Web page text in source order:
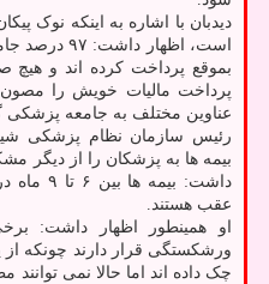
دیدبان با اشاره به اینکه نوک
است، اظهار
بموقع پرداخت کرده اند و هیچ
پرداخت مالیات خویش را
عناوین مختلف به جامعه پزشکی
رئیس سازمان نظام پزشکی
بیمه ها به پزشکان را از دیگر
داشت:
عقب هستند.
او همینطور اظهار داشت:
ورشکستگی قرار دارند چونکه
چک داده اند اما حالا نمی توانند